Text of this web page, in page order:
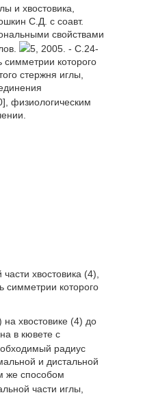
и хвостовика,
С.Д. с соавт.
свойствами
5, 2005. - С.24-
которого
стержня иглы,
физиологическим
хвостовика (4),
симметрии которого
хвостовике (4) до
в кювете с
радиус
и дистальной
же способом
части иглы,